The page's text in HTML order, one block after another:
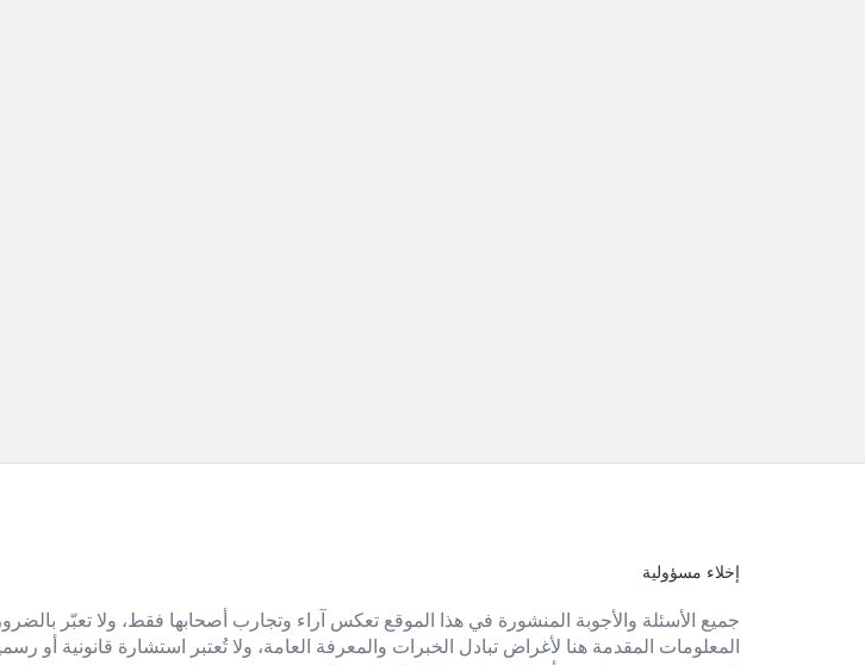
الفوترإخلاء مسؤولية
جميع الأسئلة والأجوبة المنشورة في هذا الموقع تعكس آراء وتجارب أصحابها فقط، ولا تعبّر
المعلومات المقدمة هنا لأغراض تبادل الخبرات والمعرفة العامة، ولا تُعتبر استشارة قانونية أو